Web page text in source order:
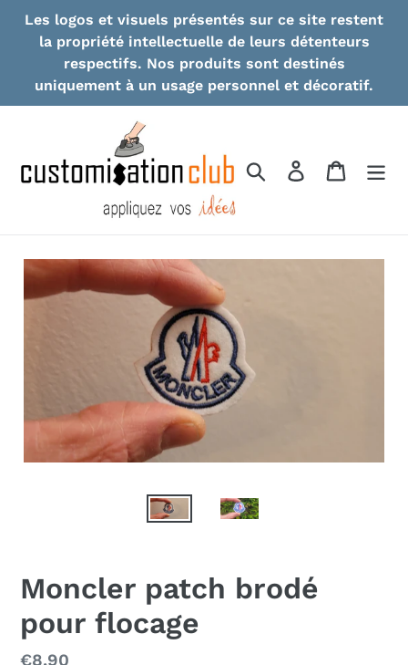
Les logos et visuels présentés sur ce site restent
la propriété intellectuelle de leurs détenteurs
respectifs. Nos produits sont destinés
uniquement à un usage personnel et décoratif.
Search Log in Cart
Moncler patch brodé
pour flocage
Regular
€8,90